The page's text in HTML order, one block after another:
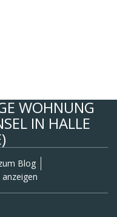
WOHNUNG
IN HALLE
Blog